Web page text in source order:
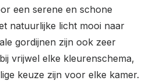
een serene en schone
natuurlijke licht mooi naar
gordijnen zijn ook zeer
vrijwel elke kleurenschema,
keuze zijn voor elke kamer.